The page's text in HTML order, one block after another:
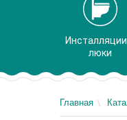
люки
Главная